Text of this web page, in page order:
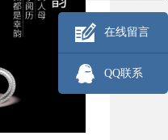
在线留言
QQ联系